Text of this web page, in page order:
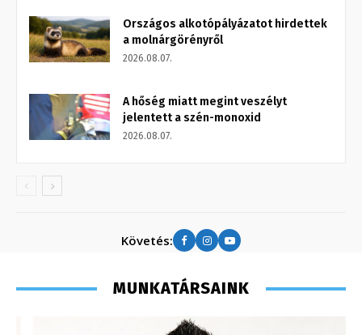
Országos alkotópályázatot hirdettek
a molnárgörényről
2026.08.07.
A hőség miatt megint veszélyt
jelentett a szén-monoxid
2026.08.07.
Követés:
MUNKATÁRSAINK